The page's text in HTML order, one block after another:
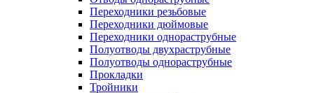
Переходники резьбовые
Переходники дюймовые
Переходники однораструбные
Полуотводы двухраструбные
Полуотводы однораструбные
Прокладки
Тройники